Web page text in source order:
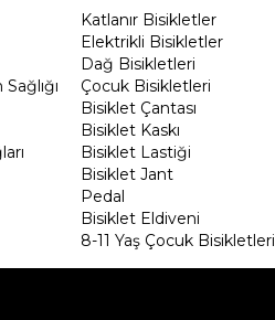
Katlanır Bisikletler
Elektrikli Bisikletler
Dağ Bisikletleri
Çocuk Bisikletleri
Bisiklet Çantası
Bisiklet Kaskı
Bisiklet Lastiği
Bisiklet Jant
Pedal
Bisiklet Eldiveni
8-11 Yaş Çocuk Bisikletleri